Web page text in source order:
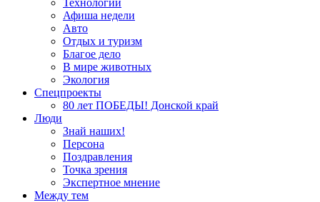
Технологии
Афиша недели
Авто
Отдых и туризм
Благое дело
В мире животных
Экология
Спецпроекты
80 лет ПОБЕДЫ! Донской край
Люди
Знай наших!
Персона
Поздравления
Точка зрения
Экспертное мнение
Между тем